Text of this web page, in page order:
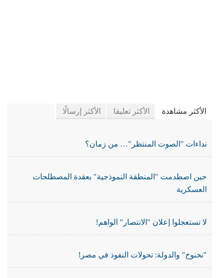
الأكثر مشاهدة الأكثر تعليقا الأكثر إرسالًا
نداءات "الصوت المنتظر"… من زمان؟
حين اصطدمت "المنطقة النموذجية" بعقدة المصطلحات
العسكرية
لا تستعجلوا إعلان "الانتصار" الواهم!
"نخنوخ" والدولة: تحولات النفوذ في مصر!